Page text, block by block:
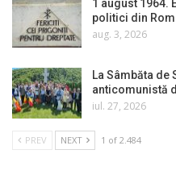
1 august 1964.
politici din
aug. 3, 2026
La Sâmbăta de
anticomunistă
iul. 27, 2026
PREV NEXT 1 of 2.484